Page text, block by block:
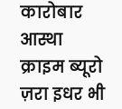
कारोबार
आस्था
क्राइम ब्यूरो
ज़रा इधर भी